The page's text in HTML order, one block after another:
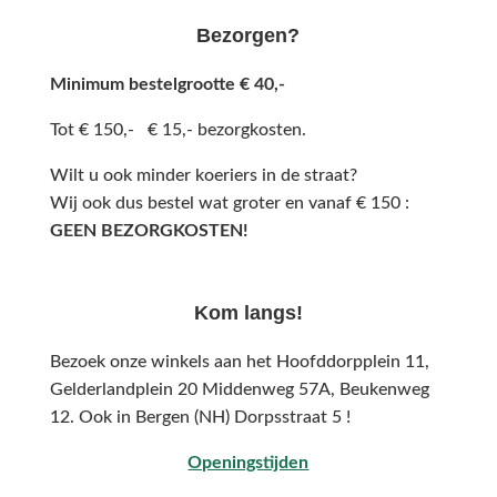
Bezorgen?
Minimum bestelgrootte € 40,-
Tot € 150,- € 15,- bezorgkosten.
Wilt u ook minder koeriers in de straat?
Wij ook dus bestel wat groter en vanaf € 150 :
GEEN BEZORGKOSTEN!
Kom langs!
Bezoek onze winkels aan het Hoofddorpplein 11,
Gelderlandplein 20 Middenweg 57A, Beukenweg
12. Ook in Bergen (NH) Dorpsstraat 5 !
Openingstijden